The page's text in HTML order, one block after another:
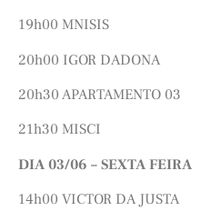
19h00 MNISIS
20h00 IGOR DADONA
20h30 APARTAMENTO 03
21h30 MISCI
DIA 03/06 – SEXTA FEIRA
14h00 VICTOR DA JUSTA